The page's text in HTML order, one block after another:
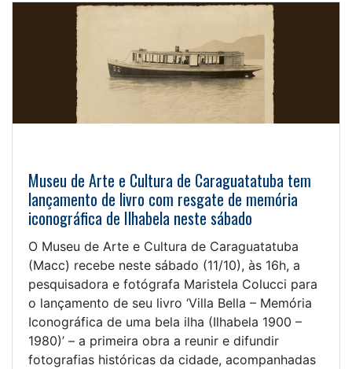
Museu de Arte e Cultura de Caraguatatuba tem
lançamento de livro com resgate de memória
iconográfica de Ilhabela neste sábado
O Museu de Arte e Cultura de Caraguatatuba
(Macc) recebe neste sábado (11/10), às 16h, a
pesquisadora e fotógrafa Maristela Colucci para
o lançamento de seu livro ‘Villa Bella – Memória
Iconográfica de uma bela ilha (Ilhabela 1900 –
1980)’ – a primeira obra a reunir e difundir
fotografias históricas da cidade, acompanhadas